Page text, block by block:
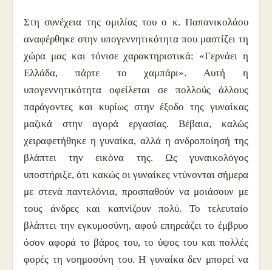
Στη συνέχεια της ομιλίας του ο κ. Παπανικολάου
αναφέρθηκε στην υπογεννητικότητα που μαστίζει τη
χώρα μας και τόνισε χαρακτηριστικά: «Γερνάει η
Ελλάδα, πάρτε το χαμπάρι». Αυτή η
υπογεννητικότητα οφείλεται σε πολλούς άλλους
παράγοντες και κυρίως στην έξοδο της γυναίκας
μαζικά στην αγορά εργασίας. Βέβαια, καλώς
χειραφετήθηκε η γυναίκα, αλλά η ανδροποίησή της
βλάπτει την εικόνα της. Ως γυναικολόγος
υποστήριξε, ότι κακώς οι γυναίκες ντύνονται σήμερα
με στενά παντελόνια, προσπαθούν να μοιάσουν με
τους άνδρες και καπνίζουν πολύ. Το τελευταίο
βλάπτει την εγκυμοσύνη, αφού επηρεάζει το έμβρυο
όσον αφορά το βάρος του, το ύψος του και πολλές
φορές τη νοημοσύνη του. Η γυναίκα δεν μπορεί να